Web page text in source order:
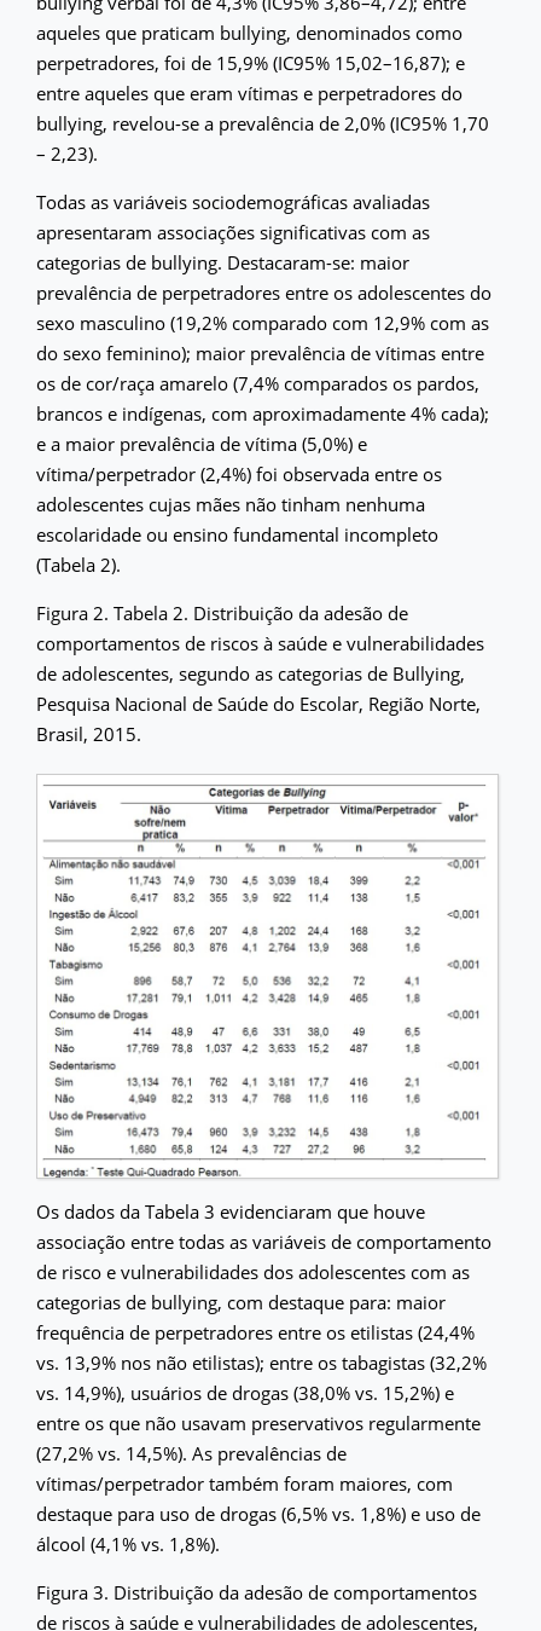
aqueles que praticam bullying, denominados como
perpetradores, foi de 15,9% (IC95% 15,02–16,87); e
entre aqueles que eram vítimas e perpetradores do
bullying, revelou-se a prevalência de 2,0% (IC95% 1,70
– 2,23).
Todas as variáveis sociodemográficas avaliadas
apresentaram associações significativas com as
categorias de bullying. Destacaram-se: maior
prevalência de perpetradores entre os adolescentes do
sexo masculino (19,2% comparado com 12,9% com as
do sexo feminino); maior prevalência de vítimas entre
os de cor/raça amarelo (7,4% comparados os pardos,
brancos e indígenas, com aproximadamente 4% cada);
e a maior prevalência de vítima (5,0%) e
vítima/perpetrador (2,4%) foi observada entre os
adolescentes cujas mães não tinham nenhuma
escolaridade ou ensino fundamental incompleto
(Tabela 2).
Figura 2. Tabela 2. Distribuição da adesão de
comportamentos de riscos à saúde e vulnerabilidades
de adolescentes, segundo as categorias de Bullying,
Pesquisa Nacional de Saúde do Escolar, Região Norte,
Brasil, 2015.
Os dados da Tabela 3 evidenciaram que houve
associação entre todas as variáveis de comportamento
de risco e vulnerabilidades dos adolescentes com as
categorias de bullying, com destaque para: maior
frequência de perpetradores entre os etilistas (24,4%
vs. 13,9% nos não etilistas); entre os tabagistas (32,2%
vs. 14,9%), usuários de drogas (38,0% vs. 15,2%) e
entre os que não usavam preservativos regularmente
(27,2% vs. 14,5%). As prevalências de
vítimas/perpetrador também foram maiores, com
destaque para uso de drogas (6,5% vs. 1,8%) e uso de
álcool (4,1% vs. 1,8%).
Figura 3. Distribuição da adesão de comportamentos
de riscos à saúde e vulnerabilidades de adolescentes,